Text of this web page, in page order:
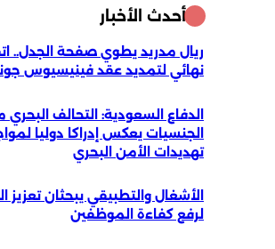
أحدث الأخبار
ريال مدريد يطوي صفحة الجدل..
نهائي لتمديد عقد فينيسيوس
الدفاع السعودية: التحالف
الجنسيات يعكس إدراكا دوليا
تهديدات الأمن البحري
الأشغال والتطبيقي يبحثان تعزيز
لرفع كفاءة الموظفين